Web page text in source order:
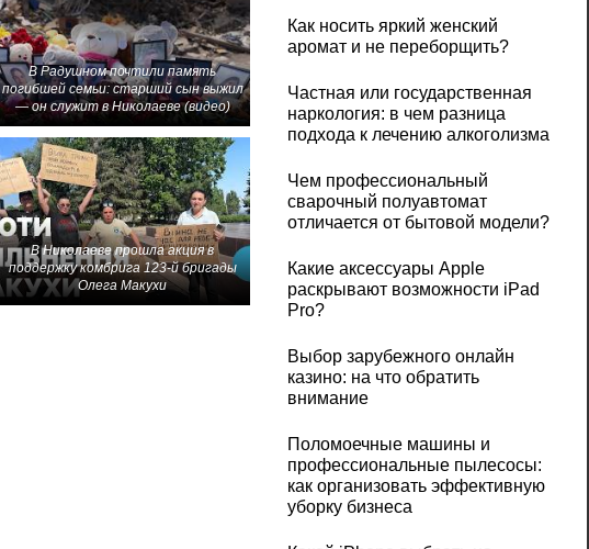
В Радушном почтили память
погибшей семьи: старший сын выжил
— он служит в Николаеве (видео)
В Николаеве прошла акция в
поддержку комбрига 123-й бригады
Олега Макухи
Как носить яркий женский
аромат и не переборщить?
Частная или государственная
наркология: в чем разница
подхода к лечению алкоголизма
Чем профессиональный
сварочный полуавтомат
отличается от бытовой модели?
Какие аксессуары Apple
раскрывают возможности iPad
Pro?
Выбор зарубежного онлайн
казино: на что обратить
внимание
Поломоечные машины и
профессиональные пылесосы:
как организовать эффективную
уборку бизнеса